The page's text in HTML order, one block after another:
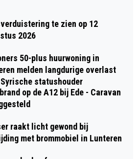
IN STROE - VEEL
VERANDA VAN DE
GROEP
AAN EN EEN
IN WEKEROM
te zien op 12
2026
50-plus huurwoning in
melden langdurige overlast
statushouder
op de A12 bij Ede - Caravan
raakt licht gewond bij
met brommobiel in Lunteren